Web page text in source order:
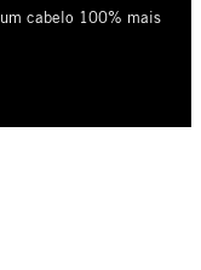
cabelo 100% mais